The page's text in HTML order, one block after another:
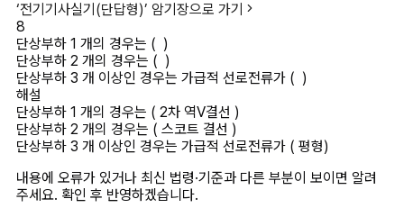
‘전기기사실기(단답형)’ 암기장으로 가기
8
단상부하 1 개의 경우는 (  )
단상부하 2 개의 경우는 (  )
단상부하 3 개 이상인 경우는 가급적 선로전류가 (  )
해설
단상부하 1 개의 경우는 ( 2차 역V결선 )
단상부하 2 개의 경우는 ( 스코트 결선 )
단상부하 3 개 이상인 경우는 가급적 선로전류가 ( 평형)
내용에 오류가 있거나 최신 법령·기준과 다른 부분이 보이면 알려
주세요. 확인 후 반영하겠습니다.